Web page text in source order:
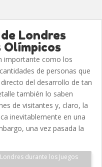
Londres
importante como los
de personas que
del desarrollo de tan
también lo saben
de visitantes y, claro, la
inevitablemente en una
una vez pasada la
durante los Juegos